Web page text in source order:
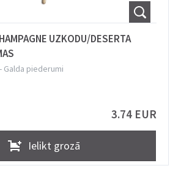
UZKODU/DESERTA
- Galda piederumi
3.74 EUR
Ielikt grozā